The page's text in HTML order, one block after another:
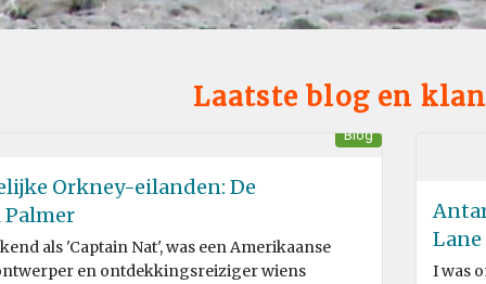
Laatste blog en
Blog
Orkney-eilanden: De
als 'Captain Nat', was een Amerikaanse
en ontdekkingsreiziger wiens
Lane
I was